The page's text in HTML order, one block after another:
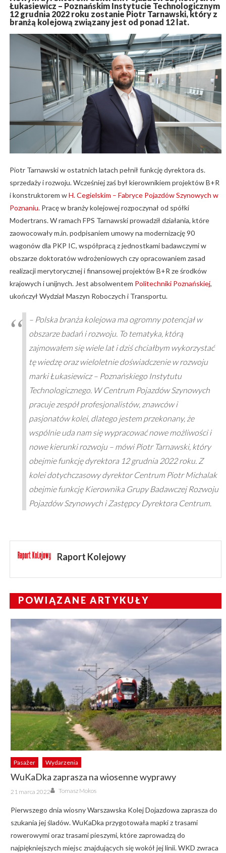
Łukasiewicz – Poznańskim Instytucie Technologicznym
12 grudnia 2022 roku zostanie Piotr Tarnawski, który z
branżą kolejową związany jest od ponad 12 lat.
Piotr Tarnawski w ostatnich latach pełnił funkcję dyrektora ds.
sprzedaży i rozwoju. Wcześniej zaś był kierownikiem projektów B+R
i konstruktorem wH. Cegielskim – Fabryce Pojazdów Szynowych w
Poznaniu. Pracę w branży kolejowej rozpoczynał od spółki
Modertrans. W ramach FPS Tarnawski prowadził działania, które
zaowocowały m.in. podpisaniem umowy na modernizację 90
wagonów dla PKP IC, współpracą z jednostkami badawczymi w
obszarze doktoratów wdrożeniowych czy opracowaniem zasad
realizacji merytorycznej i finansowej projektów B+R ze środków
krajowych i unijnych. Jest absolwentem Politechniki Poznańskiej,
ukończył Wydział Maszyn Roboczych i Transportu.
– Polska branża kolejowa ma ogromny potencjał w
obszarze badań i rozwoju. To tematyka, którą
zajmowałem się wiele lat i dziś chciałbym wykorzystać
tę wiedzę oraz wieloletnie doświadczenie w rozwoju
marki Łukasiewicz – Poznańskiego Instytutu
Technologicznego. W Centrum Pojazdów Szynowych
pracuje zespół profesjonalistów, znawców i
pasjonatów kolei, dlatego jestem przekonany, że
wspólnie uda nam się wypracować nowe możliwości i
nowe kierunki rozwoju – mówi Piotr Tarnawski, który
obejmie funkcję dyrektora 12 grudnia 2022 roku. Z
kolei dotychczasowy dyrektor Centrum Piotr Michalak
obejmie funkcję Kierownika Grupy Badawczej Rozwoju
Pojazdów Szynowych i Zastępcy Dyrektora Centrum.
Raport Kolejowy
POWIĄZANE ARTYKUŁY
Pasażer Wydarzenia
WuKaDka zaprasza na wiosenne wyprawy
Posted
on
21 marca 2022 Author
Tomasz Mokos
Pierwszego dnia wiosny Warszawska Kolej Dojazdowa zaprasza do
szukania jej śladów. WuKaDka przygotowała mapki z trasami
rowerowymi oraz trasami pieszymi, które zaprowadzą do
najpiękniejszych miejsc znajdujących się wokół jej linii. WKD zwraca